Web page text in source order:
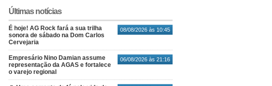
Últimas notícias
08/08/2026 às 10:45
É hoje! AG Rock fará a sua trilha
sonora de sábado na Dom Carlos
Cervejaria
06/08/2026 às 21:16
Empresário Nino Damian assume
representação da AGAS e fortalece
o varejo regional